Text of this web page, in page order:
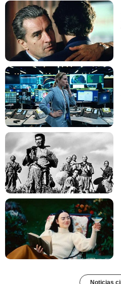
Noticias